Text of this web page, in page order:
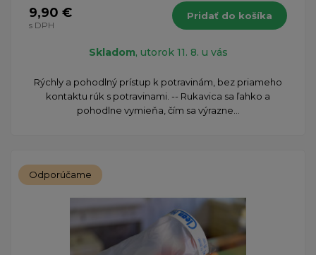
9,90 €
s DPH
Pridať do košíka
Skladom, utorok 11. 8. u vás
Rýchly a pohodlný prístup k potravinám, bez priameho
kontaktu rúk s potravinami. -- Rukavica sa ľahko a
pohodlne vymieňa, čím sa výrazne...
Odporúčame